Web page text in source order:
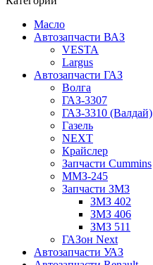
Масло
Автозапчасти ВАЗ
VESTA
Largus
Автозапчасти ГАЗ
Волга
ГАЗ-3307
ГАЗ-3310 (Валдай)
Газель
NEXT
Крайслер
Запчасти Cummins
ММЗ-245
Запчасти ЗМЗ
ЗМЗ 402
ЗМЗ 406
ЗМЗ 511
ГАЗон Next
Автозапчасти УАЗ